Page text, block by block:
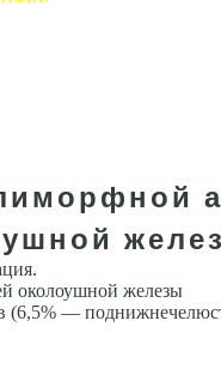
околоушной железы
(6,5% —